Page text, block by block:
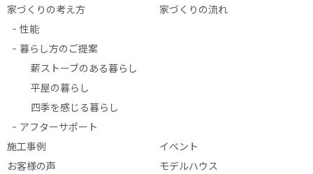
家づくりの考え方
性能
暮らし方のご提案
薪ストーブのある暮らし
平屋の暮らし
四季を感じる暮らし
アフターサポート
家づくりの流れ
施工事例
イベント
お客様の声
モデルハウス